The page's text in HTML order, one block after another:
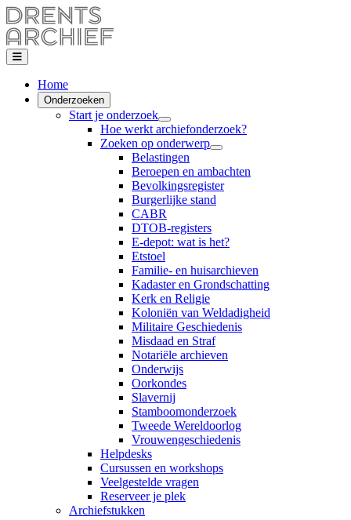
Home
Onderzoeken
Start je onderzoek
Hoe werkt archiefonderzoek?
Zoeken op onderwerp
Belastingen
Beroepen en ambachten
Bevolkingsregister
Burgerlijke stand
CABR
DTOB-registers
E-depot: wat is het?
Etstoel
Familie- en huisarchieven
Kadaster en Grondschatting
Kerk en Religie
Koloniën van Weldadigheid
Militaire Geschiedenis
Misdaad en Straf
Notariële archieven
Onderwijs
Oorkondes
Slavernij
Stamboomonderzoek
Tweede Wereldoorlog
Vrouwengeschiedenis
Helpdesks
Cursussen en workshops
Veelgestelde vragen
Reserveer je plek
Archiefstukken